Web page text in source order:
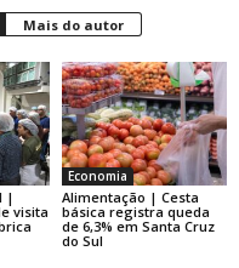
Mais do autor
|
visita
Economia
Alimentação | Cesta
básica registra queda
de 6,3% em Santa Cruz
do Sul